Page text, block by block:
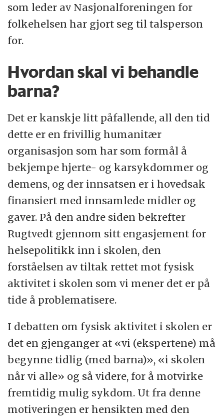
som leder av Nasjonalforeningen for
folkehelsen har gjort seg til talsperson
for.
Hvordan skal vi behandle
barna?
Det er kanskje litt påfallende, all den tid
dette er en frivillig humanitær
organisasjon som har som formål å
bekjempe hjerte- og karsykdommer og
demens, og der innsatsen er i hovedsak
finansiert med innsamlede midler og
gaver. På den andre siden bekrefter
Rugtvedt gjennom sitt engasjement for
helsepolitikk inn i skolen, den
forståelsen av tiltak rettet mot fysisk
aktivitet i skolen som vi mener det er på
tide å problematisere.
I debatten om fysisk aktivitet i skolen er
det en gjenganger at «vi (ekspertene) må
begynne tidlig (med barna)», «i skolen
når vi alle» og så videre, for å motvirke
fremtidig mulig sykdom. Ut fra denne
motiveringen er hensikten med den